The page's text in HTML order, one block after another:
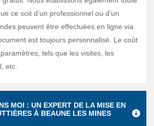
ce soit d’un professionnel ou d’un
peuvent être effectuées en ligne via
est toujours personnalisé. Le coût
tels que les visites, les
etc.
MOI : UN EXPERT DE LA MISE EN
À BEAUNE LES MINES